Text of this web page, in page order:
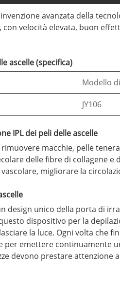
avanzata della
velocità elevata, buon
ascelle (specifica)
Modello
JY106
IPL dei peli delle ascelle
macchie, pelle
delle fibre di collagene
migliorare la
design unico della porta di
dispositivo per la
la luce. Ogni volta che
emettere continuamente
devono prestare